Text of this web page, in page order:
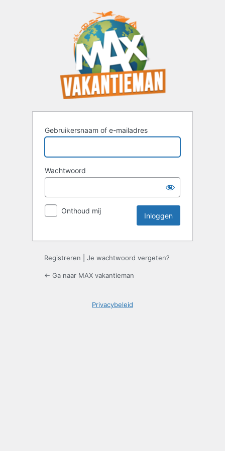
Gebruikersnaam of e-mailadres
Wachtwoord
Onthoud mij
Registreren Je wachtwoord vergeten?
← Ga naar MAX vakantieman
Privacybeleid